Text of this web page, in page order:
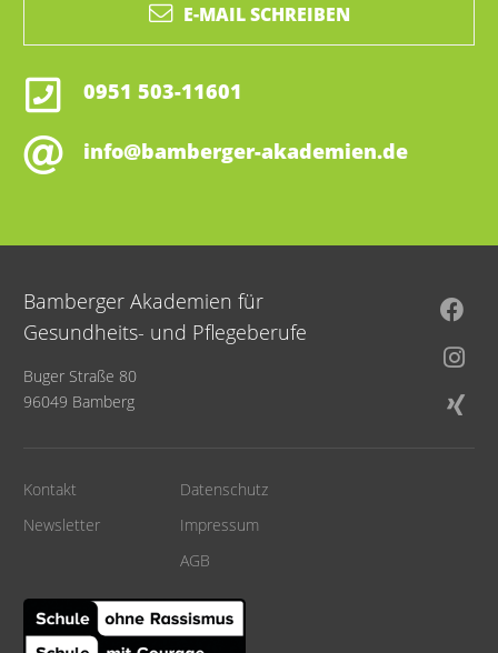
E-MAIL SCHREIBEN
0951 503-11601
info@bamberger-akademien.de
Bamberger Akademien für
Gesundheits- und Pflegeberufe
Buger Straße 80
96049 Bamberg
Kontakt
Newsletter
Datenschutz
Impressum
AGB